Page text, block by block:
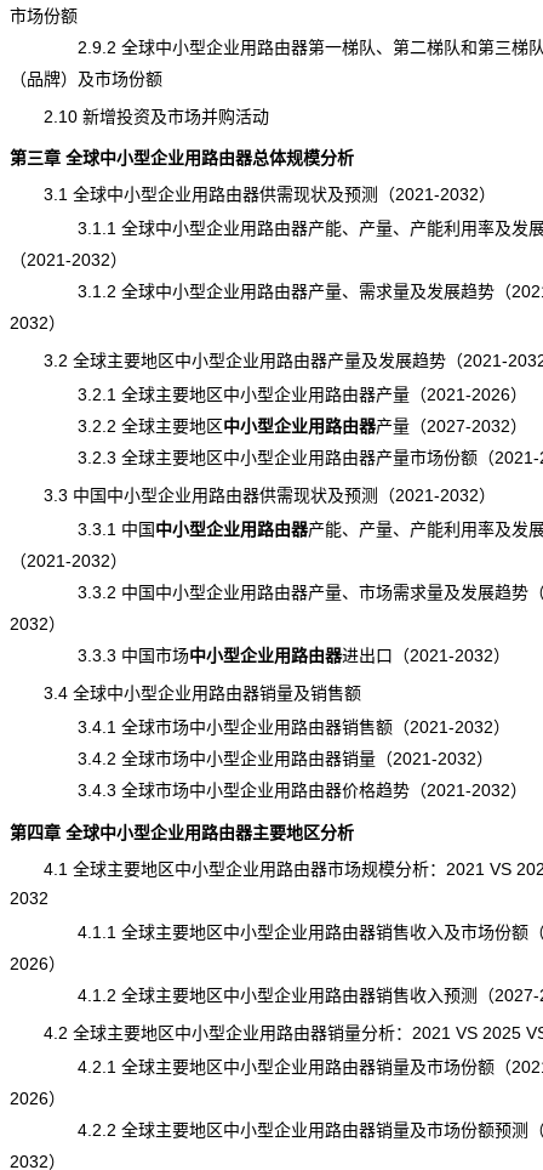
市场份额
2.9.2 全球中小型企业用路由器第一梯队、第二梯队和第三梯
（品牌）及市场份额
2.10 新增投资及市场并购活动
第三章 全球中小型企业用路由器总体规模分析
3.1 全球中小型企业用路由器供需现状及预测（2021-2032）
3.1.1 全球中小型企业用路由器产能、产量、产能利用率及发
（2021-2032）
3.1.2 全球中小型企业用路由器产量、需求量及发展趋势（
2032）
3.2 全球主要地区中小型企业用路由器产量及发展趋势（2021-
3.2.1 全球主要地区中小型企业用路由器产量（2021-2026）
3.2.2 全球主要地区中小型企业用路由器产量（2027-2032）
3.2.3 全球主要地区中小型企业用路由器产量市场份额（2021-
3.3 中国中小型企业用路由器供需现状及预测（2021-2032）
3.3.1 中国中小型企业用路由器产能、产量、产能利用率及发
（2021-2032）
3.3.2 中国中小型企业用路由器产量、市场需求量及发展趋势
2032）
3.3.3 中国市场中小型企业用路由器进出口 （2021-2032）
3.4 全球中小型企业用路由器销量及销售额
3.4.1 全球市场中小型企业用路由器销售额（2021-2032）
3.4.2 全球市场中小型企业用路由器销量（2021-2032）
3.4.3 全球市场中小型企业用路由器价格趋势（2021-2032）
第四章 全球中小型企业用路由器主要地区分析
4.1 全球主要地区中小型企业用路由器市场规模分析：2021 VS
2032
4.1.1 全球主要地区中小型企业用路由器销售收入及市场份额
2026）
4.1.2 全球主要地区中小型企业用路由器销售收入预测（2027-
4.2 全球主要地区中小型企业用路由器销量分析：2021 VS 2025
4.2.1 全球主要地区中小型企业用路由器销量及市场份额（
2026）
4.2.2 全球主要地区中小型企业用路由器销量及市场份额预测
2032）